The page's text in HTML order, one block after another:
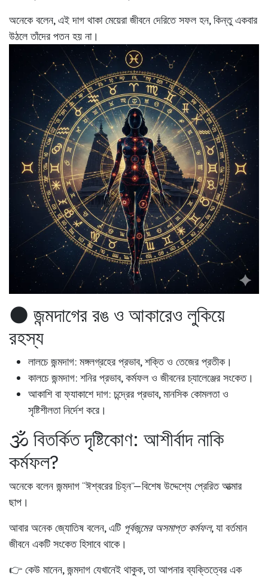
অনেকে বলেন, এই দাগ থাকা মেয়েরা জীবনে দেরিতে সফল হন, কিন্তু একবার
উঠলে তাঁদের পতন হয় না।
🌑 জন্মদাগের রঙ ও আকারেও লুকিয়ে
রহস্য
লালচে জন্মদাগ: মঙ্গলগ্রহের প্রভাব, শক্তি ও তেজের প্রতীক।
কালচে জন্মদাগ: শনির প্রভাব, কর্মফল ও জীবনের চ্যালেঞ্জের সংকেত।
আকাশি বা ফ্যাকাশে দাগ: চন্দ্রের প্রভাব, মানসিক কোমলতা ও
সৃষ্টিশীলতা নির্দেশ করে।
🕉️ বিতর্কিত দৃষ্টিকোণ: আশীর্বাদ নাকি
কর্মফল?
অনেকে বলেন জন্মদাগ “ঈশ্বরের চিহ্ন”—বিশেষ উদ্দেশ্যে প্রেরিত আত্মার
ছাপ।
আবার অনেক জ্যোতিষ বলেন, এটি পূর্বজন্মের অসমাপ্ত কর্মফল, যা বর্তমান
জীবনে একটি সংকেত হিসাবে থাকে।
👉 কেউ মানেন, জন্মদাগ যেখানেই থাকুক, তা আপনার ব্যক্তিত্বের এক